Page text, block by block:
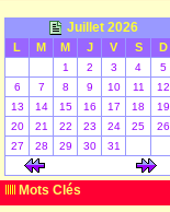
Juillet 2026
L M M J V S D
1 2 3 4
5
6
7 8 9 10 11
12
13
14 15 16 17 18
19
20
21 22 23 24 25
26
27
28 29 30 31
Mots Clés